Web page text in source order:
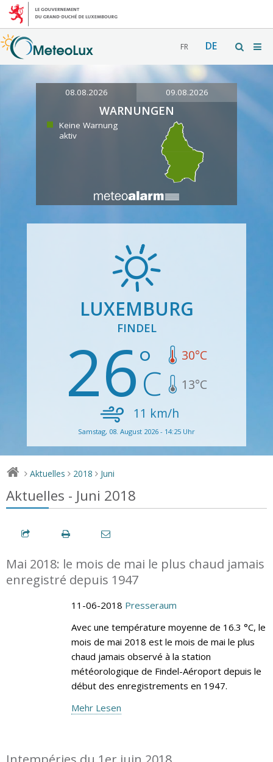
FR DE
08.08.2026 09.08.2026
WARNUNGEN
Keine Warnung
aktiv
LUXEMBURG
FINDEL
26 30°C
13°C
11 km/h
Samstag, 08. August 2026 - 14:25 Uhr
> Aktuelles > 2018 > Juni
Aktuelles - Juni 2018
Mai 2018: le mois de mai le plus chaud jamais
enregistré depuis 1947
11-06-2018 Presseraum
Avec une température moyenne de 16.3 °C, le
mois de mai 2018 est le mois de mai le plus
chaud jamais observé à la station
météorologique de Findel-Aéroport depuis le
début des enregistrements en 1947.
Mehr Lesen